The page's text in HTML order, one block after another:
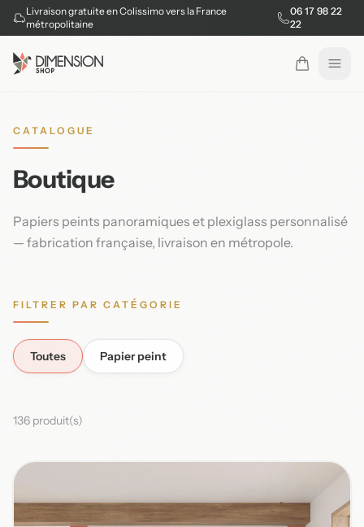
Livraison gratuite en Colissimo vers la France
métropolitaine
06 17 98 22
22
CATALOGUE
Boutique
Papiers peints panoramiques et plexiglass personnalisé
— fabrication française, livraison en métropole.
FILTRER PAR CATÉGORIE
Toutes Papier peint
136 produit(s)